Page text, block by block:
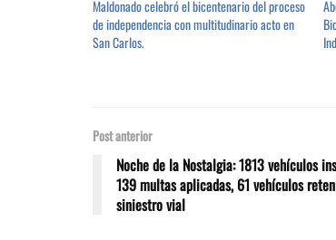
Maldonado celebró el bicentenario del proceso
de independencia con multitudinario acto en
San Carlos.
Post anterior
Noche de la Nostalgia: 1813 vehículos
139 multas aplicadas, 61 vehículos
siniestro vial